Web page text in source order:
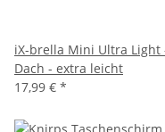
iX-brella Mini Ultra
Dach - extra leicht
17,99 € *